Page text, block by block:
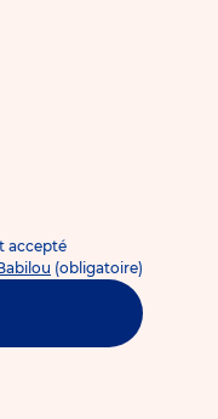
accepté
(obligatoire)